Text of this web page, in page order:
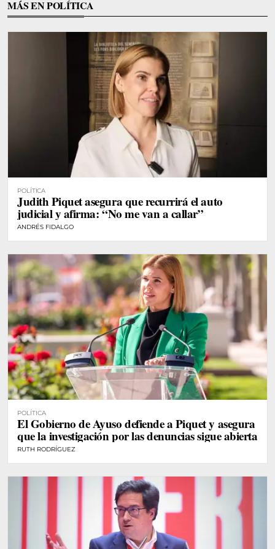
MÁS EN POLÍTICA
POLÍTICA
Judith Piquet asegura que recurrirá el auto
judicial y afirma: “No me van a callar”
ANDRÉS FIDALGO
POLÍTICA
El Gobierno de Ayuso defiende a Piquet y asegura
que la investigación por las denuncias sigue abierta
RUTH RODRÍGUEZ